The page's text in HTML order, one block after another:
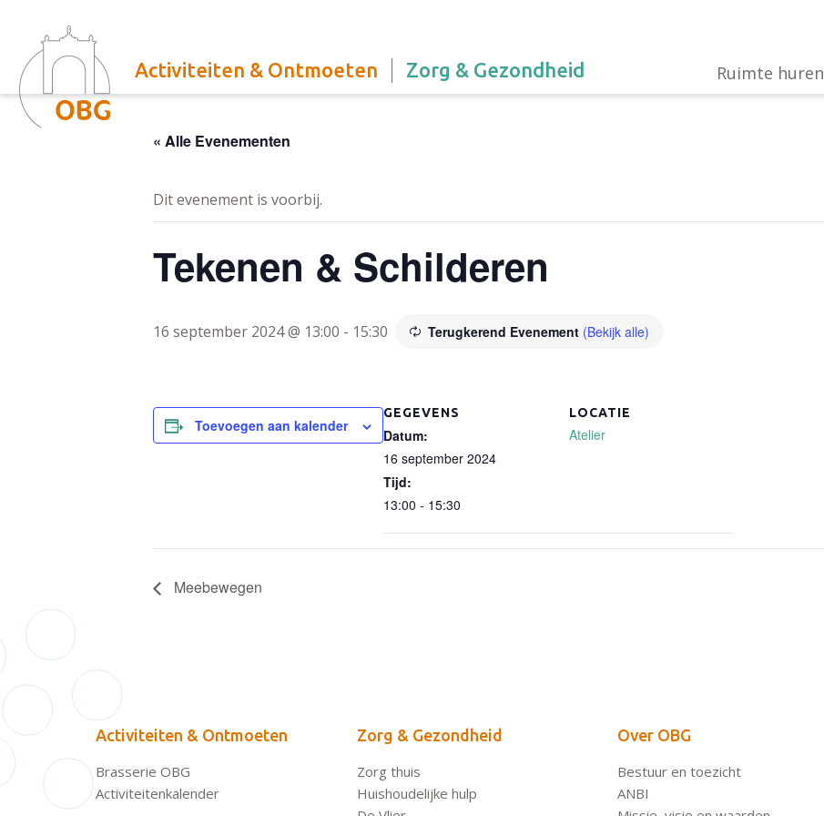
« Alle Evenementen
Dit evenement is voorbij.
Tekenen & Schilderen
16 september 2024 @ 13:00 - 15:30 Terugkerend Evenement (Bekijk alle)
Toevoegen aan kalender
GEGEVENS
Datum:
16 september 2024
Tijd:
13:00 - 15:30
LOCATIE
Atelier
Meebewegen
Activiteiten & Ontmoeten
Brasserie OBG
Activiteitenkalender
Zorg & Gezondheid
Zorg thuis
Huishoudelijke hulp
Over OBG
Bestuur en toezicht
ANBI
Activiteiten & Ontmoeten Zorg & Gezondheid Ruimte huren